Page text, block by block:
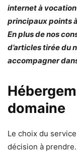
internet à
principaux points
En plus de nos
d’articles tirée du
accompagner
domaine
Le choix du
décision à